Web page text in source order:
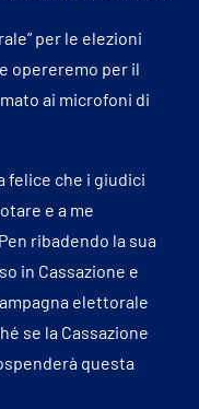
per le elezioni
opereremo per il
ai microfoni di
felice che i giudici
e a me
ribadendo la sua
in Cassazione e
elettorale
se la Cassazione
questa